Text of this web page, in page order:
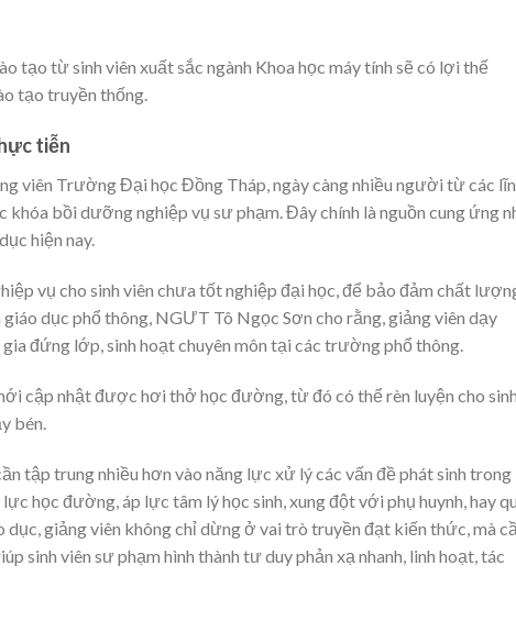
tạo từ sinh viên xuất sắc ngành Khoa học máy tính sẽ có lợi thế
tạo truyền thống.
tiễn
viên Trường Đại học Đồng Tháp, ngày càng nhiều người từ các
khóa bồi dưỡng nghiệp vụ sư phạm. Đây chính là nguồn cung ứng
hiện nay.
vụ cho sinh viên chưa tốt nghiệp đại học, để bảo đảm chất
dục phổ thông, NGƯT Tô Ngọc Sơn cho rằng, giảng viên dạy
đứng lớp, sinh hoạt chuyên môn tại các trường phổ thông.
cập nhật được hơi thở học đường, từ đó có thể rèn luyện cho sinh
bén.
tập trung nhiều hơn vào năng lực xử lý các vấn đề phát sinh trong
học đường, áp lực tâm lý học sinh, xung đột với phụ huynh, hay
giảng viên không chỉ dừng ở vai trò truyền đạt kiến thức, mà
sinh viên sư phạm hình thành tư duy phản xạ nhanh, linh hoạt, tác